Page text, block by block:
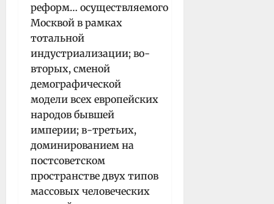
реформ… осуществляемого
Москвой в рамках
тотальной
индустриализации; во-
вторых, сменой
демографической
модели всех европейских
народов бывшей
империи; в-третьих,
доминированием на
постсоветском
пространстве двух типов
массовых человеческих